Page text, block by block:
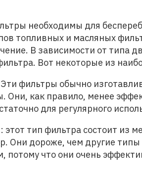
необходимы для
топливных и масляных
В зависимости от типа
Вот некоторые из
фильтры обычно
Они, как правило, менее
для регулярного
тип фильтра состоит из
Они дороже, чем другие типы
потому что они очень